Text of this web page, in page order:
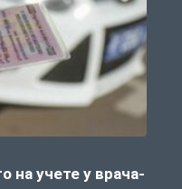
на учете у врача-